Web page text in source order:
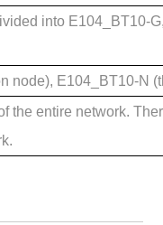
into E104_BT10-
node), E104_BT10-N
the entire network.